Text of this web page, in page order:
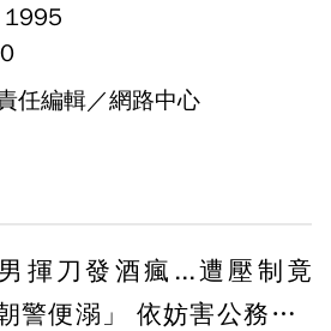
1995
任編輯／網路中心
揮刀發酒瘋...遭壓制竟
朝警便溺」 依妨害公務判2